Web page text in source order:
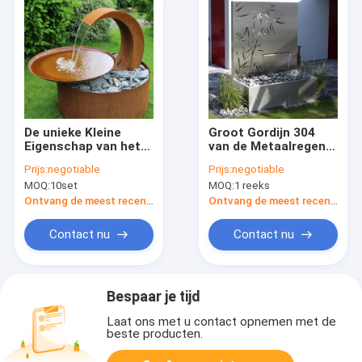
De unieke Kleine
Eigenschap van het
Corten van het
Maanontwerp voor
Tuinlandschap
Prijs:negotiable
MOQ:10set
Ontvang de meest recente Prijs
Contact nu
Groot Gordijn 304
van de Metaalregen
de de Eigenschaptuin
van het Roestvrij
staalwater
Prijs:negotiable
MOQ:1 reeks
Ontvang de meest recente Prijs
Contact nu
Bespaar je tijd
Laat ons met u contact opnemen met de
beste producten.